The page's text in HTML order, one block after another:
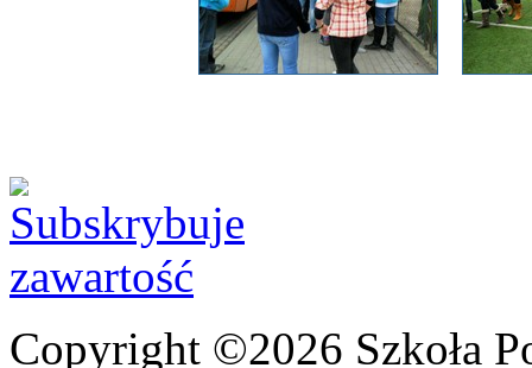
Copyright ©2026 Szkoła